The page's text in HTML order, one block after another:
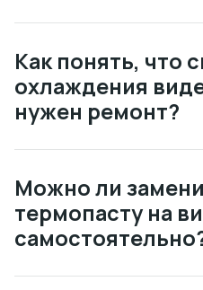
Как понять, что
охлаждения
нужен ремонт?
Можно ли
термопасту на